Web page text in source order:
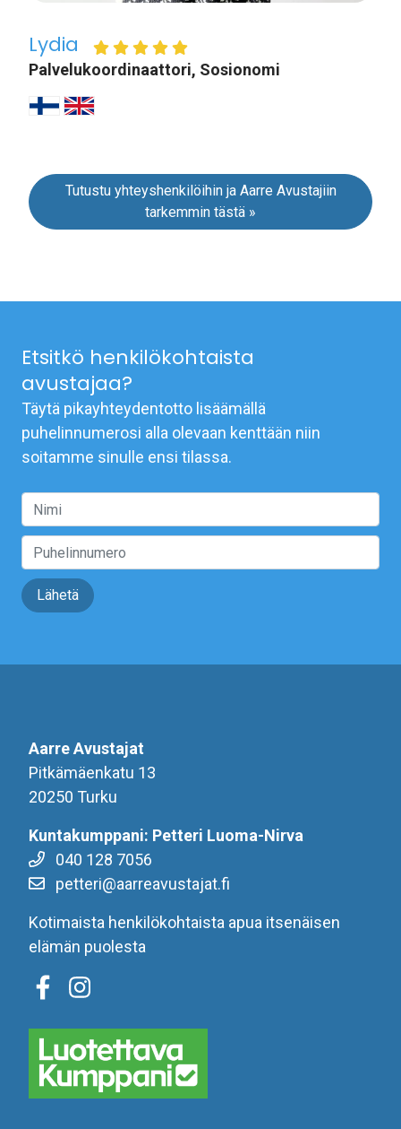
Lydia
Palvelukoordinaattori, Sosionomi
Tutustu yhteyshenkilöihin ja Aarre Avustajiin
tarkemmin tästä »
Etsitkö henkilökohtaista
avustajaa?
Täytä pikayhteydentotto lisäämällä
puhelinnumerosi alla olevaan kenttään niin
soitamme sinulle ensi tilassa.
Lähetä
Aarre Avustajat
Pitkämäenkatu 13
20250 Turku
Kuntakumppani: Petteri Luoma-Nirva
040 128 7056
petteri@aarreavustajat.fi
Kotimaista henkilökohtaista apua itsenäisen
elämän puolesta